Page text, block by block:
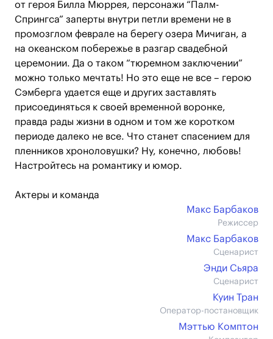
от героя Билла Мюррея, персонажи “Палм-
Спрингса” заперты внутри петли времени не в
промозглом феврале на берегу озера Мичиган, а
на океанском побережье в разгар свадебной
церемонии. Да о таком “тюремном заключении”
можно только мечтать! Но это еще не все – герою
Сэмберга удается еще и других заставлять
присоединяться к своей временной воронке,
правда рады жизни в одном и том же коротком
периоде далеко не все. Что станет спасением для
пленников хроноловушки? Ну, конечно, любовь!
Настройтесь на романтику и юмор.
Актеры и команда
Макс Барбаков
Режиссер
Макс Барбаков
Сценарист
Энди Сьяра
Сценарист
Куин Тран
Оператор-постановщик
Мэттью Комптон